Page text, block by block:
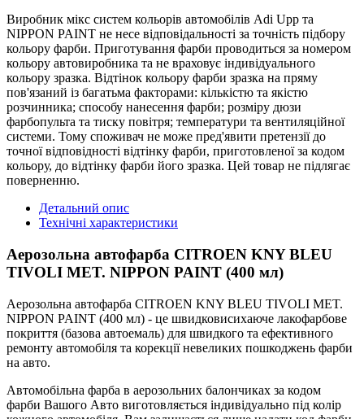
Виробник мікс систем кольорів автомобілів Adi Upp та
NIPPON PAINT не несе відповідальності за точність підбору
кольору фарби. Приготування фарби проводиться за номером
кольору автовиробника та не враховує індивідуального
кольору зразка. Відтінок кольору фарби зразка на пряму
пов'язаний із багатьма факторами: кількістю та якістю
розчинника; способу нанесення фарби; розміру дюзи
фарбопульта та тиску повітря; температури та вентиляційної
системи. Тому споживач не може пред'явити претензії до
точної відповідності відтінку фарби, приготовленої за кодом
кольору, до відтінку фарби його зразка. Цей товар не підлягає
поверненню.
Детальний опис
Технічні характеристики
Аерозольна автофарба CITROEN KNY BLEU
TIVOLI MET. NIPPON PAINT (400 мл)
Аерозольна автофарба CITROEN KNY BLEU TIVOLI MET.
NIPPON PAINT (400 мл) - це швидковисихаюче лакофарбове
покриття (базова автоемаль) для швидкого та ефективного
ремонту автомобіля та корекції невеликих пошкоджень фарби
на авто.
Автомобільна фарба в аерозольних балончиках за кодом
фарби Вашого Авто виготовляється індивідуально під колір